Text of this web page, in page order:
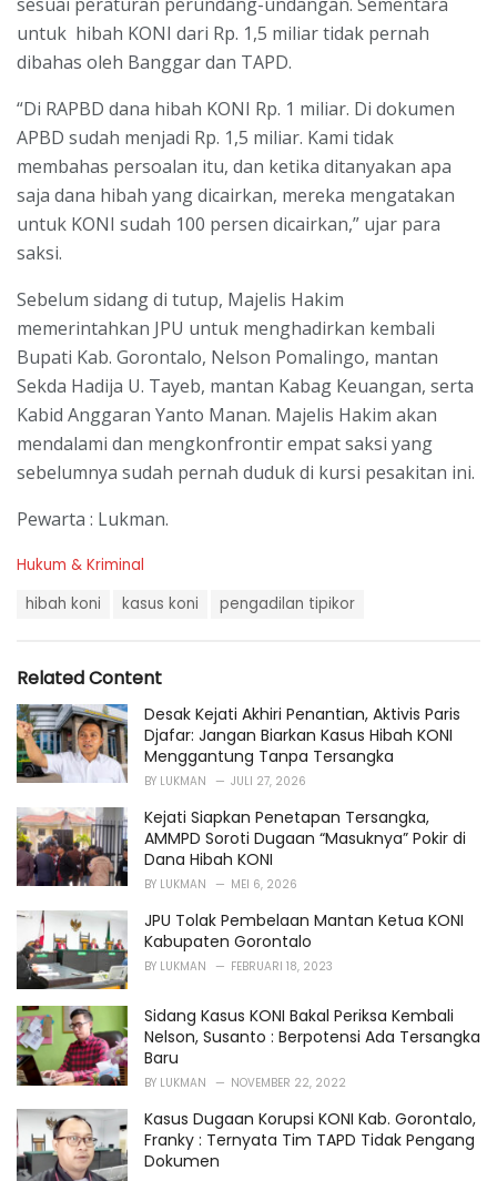
untuk hibah KONI dari Rp. 1,5 miliar tidak pernah
dibahas oleh Banggar dan TAPD.
“Di RAPBD dana hibah KONI Rp. 1 miliar. Di dokumen
APBD sudah menjadi Rp. 1,5 miliar. Kami tidak
membahas persoalan itu, dan ketika ditanyakan apa
saja dana hibah yang dicairkan, mereka mengatakan
untuk KONI sudah 100 persen dicairkan,” ujar para
saksi.
Sebelum sidang di tutup, Majelis Hakim
memerintahkan JPU untuk menghadirkan kembali
Bupati Kab. Gorontalo, Nelson Pomalingo, mantan
Sekda Hadija U. Tayeb, mantan Kabag Keuangan, serta
Kabid Anggaran Yanto Manan. Majelis Hakim akan
mendalami dan mengkonfrontir empat saksi yang
sebelumnya sudah pernah duduk di kursi pesakitan ini.
Pewarta : Lukman.
C
r
i
e
s
:
Hukum & Kriminal
:
hibah koni kasus koni pengadilan tipikor
Related Content
Desak Kejati Akhiri Penantian, Aktivis Paris
Djafar: Jangan Biarkan Kasus Hibah KONI
Menggantung Tanpa Tersangka
BY LUKMAN JULI 27, 2026
Kejati Siapkan Penetapan Tersangka,
AMMPD Soroti Dugaan “Masuknya” Pokir di
Dana Hibah KONI
BY LUKMAN MEI 6, 2026
JPU Tolak Pembelaan Mantan Ketua KONI
Kabupaten Gorontalo
BY LUKMAN FEBRUARI 18, 2023
Sidang Kasus KONI Bakal Periksa Kembali
Nelson, Susanto : Berpotensi Ada Tersangka
Baru
BY LUKMAN NOVEMBER 22, 2022
Kasus Dugaan Korupsi KONI Kab. Gorontalo,
Franky : Ternyata Tim TAPD Tidak Pengang
Dokumen